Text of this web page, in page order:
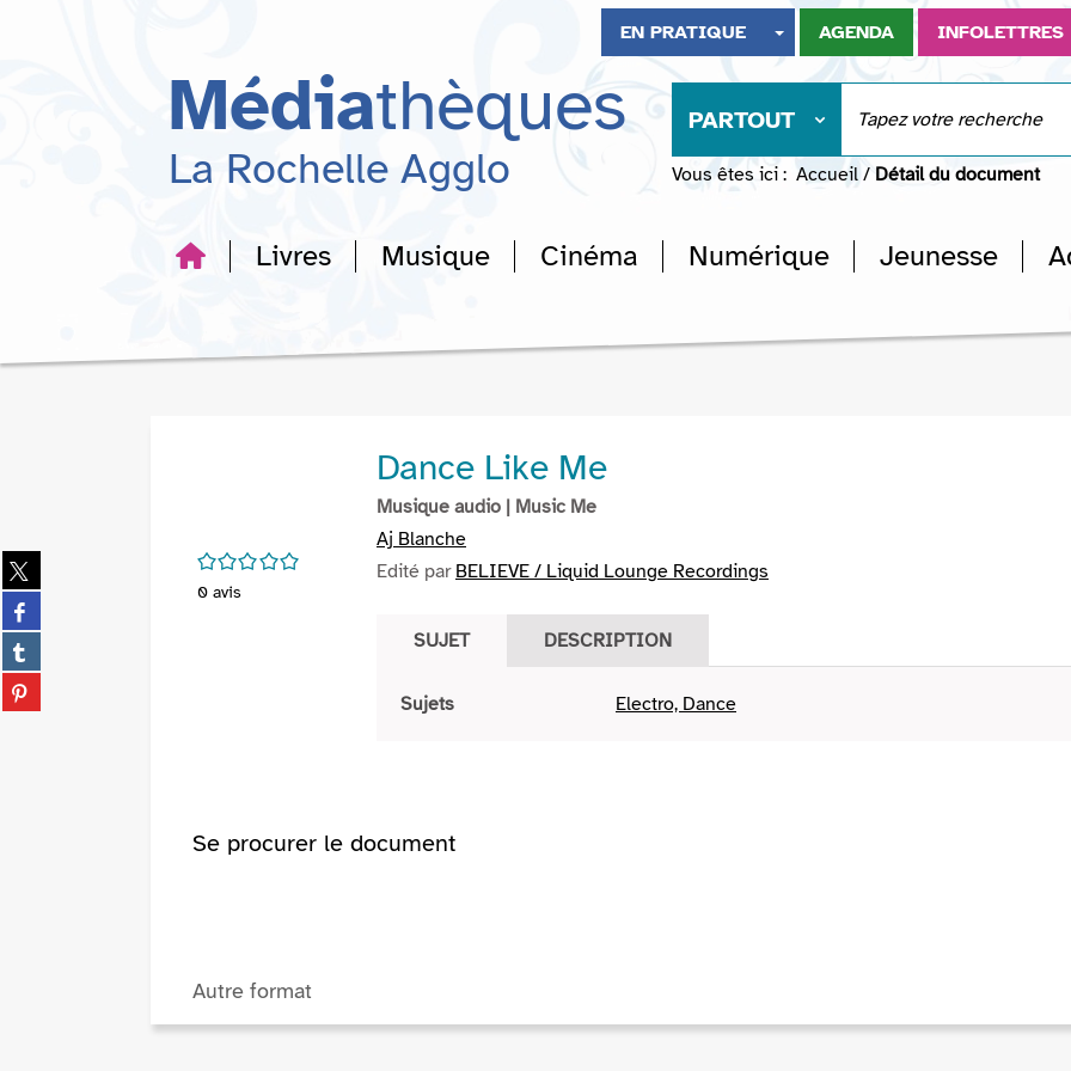
recherche
EN PRATIQUE AGENDA INFOLETTRES
Médiathèques
La Rochelle Agglo
PARTOUT
Vous êtes ici : Accueil / Détail du document
Livres Musique Cinéma Numérique Jeunesse
Partager
sur
twitter
(Nouvelle
fenêtre)
Partager
sur
facebook
(Nouvelle
fenêtre)
Partager
sur
tumblr
Partager
sur
/5
0 avis
Dance Like Me
Musique audio | Music Me
Aj Blanche
Edité par BELIEVE / Liquid Lounge Recordings
SUJET DESCRIPTION
Sujets Electro, Dance
Se procurer le document
Autre format